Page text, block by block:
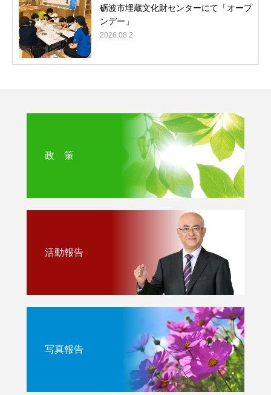
砺波市埋蔵文化財センターにて「オープ
ンデー」
2026.08.2
政 策
活動報告
写真報告